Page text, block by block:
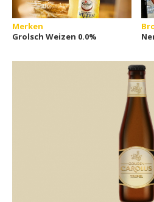
Merken
Grolsch Weizen 0.0%